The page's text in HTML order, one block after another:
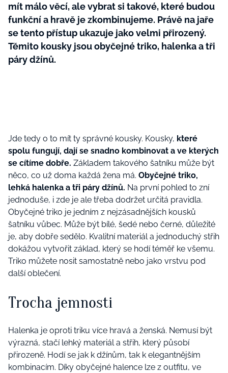
mít málo věcí, ale vybrat si takové, které budou
funkční a hravě je zkombinujeme. Právě na jaře
se tento přístup ukazuje jako velmi přirozený.
Těmito kousky jsou obyčejné triko, halenka a tři
páry džínů.
Jde tedy o to mít ty správné kousky. Kousky, které
spolu fungují, dají se snadno kombinovat a ve kterých
se cítíme dobře. Základem takového šatníku může být
něco, co už doma každá žena má. Obyčejné triko,
lehká halenka a tři páry džínů. Na první pohled to zní
jednoduše, i zde je ale třeba dodržet určitá pravidla.
Obyčejné triko je jedním z nejzásadnějších kousků
šatníku vůbec. Může být bílé, šedé nebo černé, důležité
je, aby dobře sedělo. Kvalitní materiál a jednoduchý střih
dokážou vytvořit základ, který se hodí téměř ke všemu.
Triko můžete nosit samostatně nebo jako vrstvu pod
další oblečení.
Trocha jemnosti
Halenka je oproti triku více hravá a ženská. Nemusí být
výrazná, stačí lehký materiál a střih, který působí
přirozeně. Hodí se jak k džínům, tak k elegantnějším
kombinacím. Díky obyčejné halence lze z outfitu, ve